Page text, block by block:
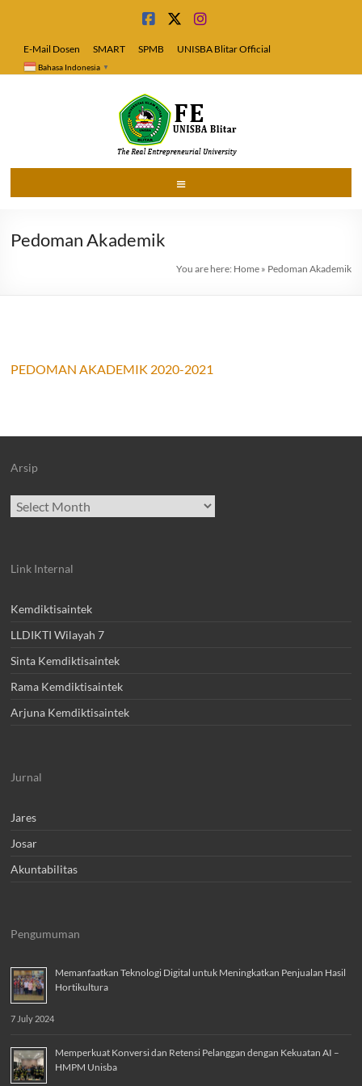
E-Mail Dosen SMART SPMB UNISBA Blitar Official
Bahasa Indonesia ▼
Universitas
Menu
Pedoman Akademik
You are here: Home» Pedoman Akademik
PEDOMAN AKADEMIK 2020-2021
Arsip
Archives
Link Internal
Kemdiktisaintek
LLDIKTI Wilayah 7
Sinta Kemdiktisaintek
Rama Kemdiktisaintek
Arjuna Kemdiktisaintek
Jurnal
Jares
Josar
Akuntabilitas
Pengumuman
Memanfaatkan Teknologi Digital untuk Meningkatkan Penjualan Hasil
Hortikultura
7 July 2024
Memperkuat Konversi dan Retensi Pelanggan dengan Kekuatan AI –
HMPM Unisba